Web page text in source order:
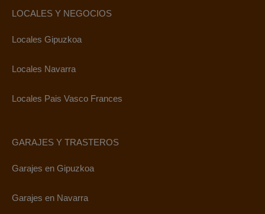
LOCALES Y NEGOCIOS
Locales Gipuzkoa
Locales Navarra
Locales Pais Vasco Frances
GARAJES Y TRASTEROS
Garajes en Gipuzkoa
Garajes en Navarra